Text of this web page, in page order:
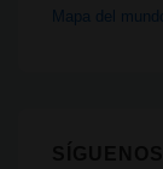
Mapa del mundo